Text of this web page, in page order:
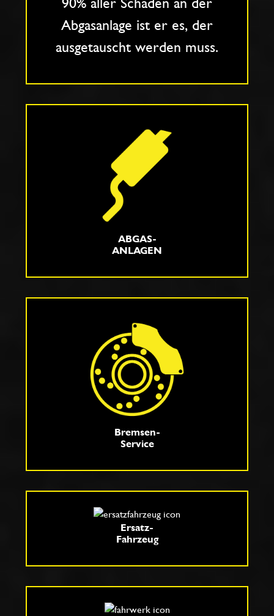
Abgasanlage ist er es, der
ausgetauscht werden muss.
ABGAS-
ANLAGEN
Bremsen-
Service
Ersatz-
Fahrzeug